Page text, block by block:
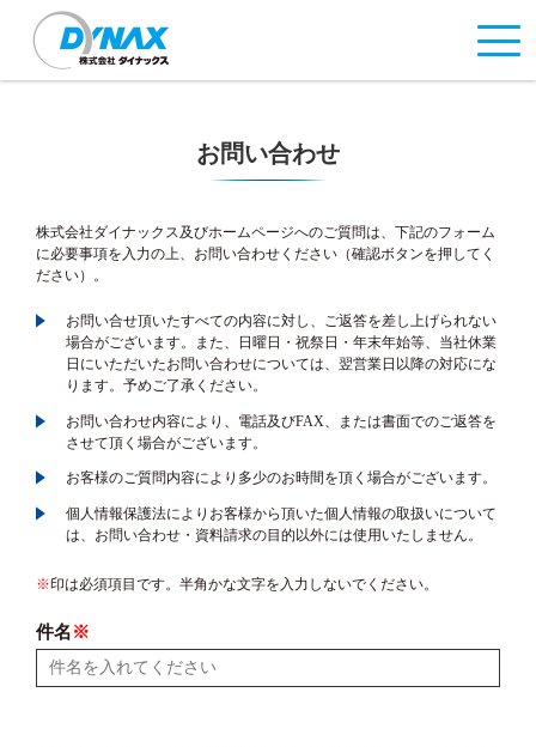
お問い合わせ
株式会社ダイナックス及びホームページへのご質問は、下記のフォーム
に必要事項を入力の上、お問い合わせください（確認ボタンを押してく
ださい）。
お問い合せ頂いたすべての内容に対し、ご返答を差し上げられない
場合がございます。また、日曜日・祝祭日・年末年始等、当社休業
日にいただいたお問い合わせについては、翌営業日以降の対応にな
ります。予めご了承ください。
お問い合わせ内容により、電話及びFAX、または書面でのご返答を
させて頂く場合がございます。
お客様のご質問内容により多少のお時間を頂く場合がございます。
個人情報保護法によりお客様から頂いた個人情報の取扱いについて
は、お問い合わせ・資料請求の目的以外には使用いたしません。
※印は必須項目です。半角かな文字を入力しないでください。
件名※